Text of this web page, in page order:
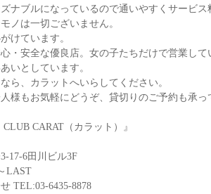
ナブルになっているので通いやすくサービス
ノは一切ございません。
けています。
・安全な優良店。女の子たちだけで営業して
いとしています。
ら、カラットへいらしてください。
様もお気軽にどうぞ、貸切りのご予約も承っ
CLUB CARAT（カラット）』
17-6田川ビル3F
LAST
TEL:03-6435-8878